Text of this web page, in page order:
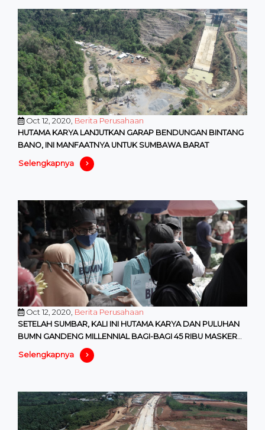
Oct 12, 2020, Berita Perusahaan
HUTAMA KARYA LANJUTKAN GARAP BENDUNGAN BINTANG
BANO, INI MANFAATNYA UNTUK SUMBAWA BARAT
Selengkapnya
Oct 12, 2020, Berita Perusahaan
SETELAH SUMBAR, KALI INI HUTAMA KARYA DAN PULUHAN
BUMN GANDENG MILLENNIAL BAGI-BAGI 45 RIBU MASKER
KAIN DI IBUKOTA
Selengkapnya